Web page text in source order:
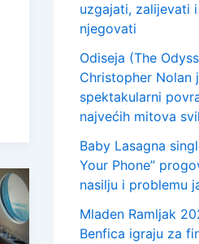
uzgajati, zalijevati
njegovati
Odiseja (The
Christopher Nolan
spektakularni
najvećih mitova
Baby Lasagna
Your Phone”
nasilju i problemu
Mladen Ramljak
Benfica igraju za